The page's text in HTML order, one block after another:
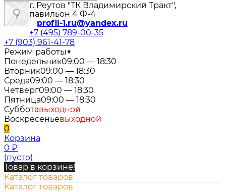
г. Реутов "ТК Владимирский Тракт",
павильон 4 Ф-4
profil-1.ru@yandex.ru
+7 (495) 789-00-35
+7 (903) 961-41-78
Режим работы▼
Понедельник09:00 — 18:30
Вторник09:00 — 18:30
Среда09:00 — 18:30
Четверг09:00 — 18:30
Пятница09:00 — 18:30
Субботавыходной
Воскресеньевыходной
0
Корзина
0 ₽
(пусто)
Товар в корзине!
Каталог товаров
Каталог товаров